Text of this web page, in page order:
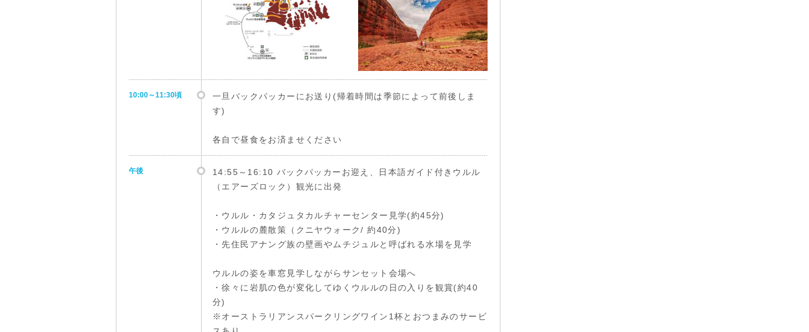
10:00～11:30頃
一旦バックパッカーにお送り(帰着時間は季節によって前後しま
す)
各自で昼食をお済ませください
午後
14:55～16:10 バックパッカーお迎え、日本語ガイド付きウルル
（エアーズロック）観光に出発
・ウルル・カタジュタカルチャーセンター見学(約45分)
・ウルルの麓散策（クニヤウォーク/ 約40分)
・先住民アナング族の壁画やムチジュルと呼ばれる水場を見学
ウルルの姿を車窓見学しながらサンセット会場へ
・徐々に岩肌の色が変化してゆくウルルの日の入りを観賞(約40
分)
※オーストラリアンスパークリングワイン1杯とおつまみのサービ